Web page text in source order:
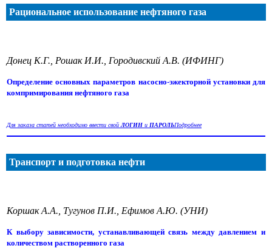
Рациональное использование нефтяного газа
Донец К.Г., Рошак И.И., Городивский А.В. (ИФИНГ)
Определение основных параметров насосно-эжекторной установки для
компримирования нефтяного газа
Для заказа статей необходимо ввести свойЛОГИН и ПАРОЛЬПодробнее
Транспорт и подготовка нефти
Коршак А.А., Тугунов П.И., Ефимов А.Ю. (УНИ)
К выбору зависимости, устанавливающей связь между давлением и
количеством растворенного газа